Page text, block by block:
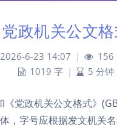
党政机关公文
2026-6-23 14:07 |
156
1019 字 | 5 分钟
党政机关公文格式》
，字号应根据发文机关